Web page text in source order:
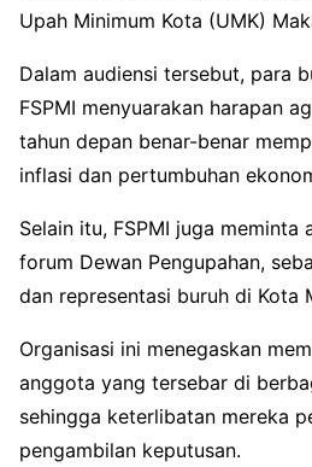
Upah Minimum Kota (UMK)
Dalam audiensi tersebut, para
FSPMI menyuarakan harapan
tahun depan benar-benar
inflasi dan pertumbuhan
Selain itu, FSPMI juga
forum Dewan Pengupahan,
dan representasi buruh di Kota
Organisasi ini menegaskan
anggota yang tersebar di
sehingga keterlibatan mereka
pengambilan keputusan.